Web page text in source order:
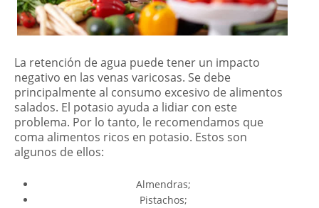
La retención de agua puede tener un impacto
negativo en las venas varicosas. Se debe
principalmente al consumo excesivo de alimentos
salados. El potasio ayuda a lidiar con este
problema. Por lo tanto, le recomendamos que
coma alimentos ricos en potasio. Estos son
algunos de ellos:
Almendras;
Pistachos;